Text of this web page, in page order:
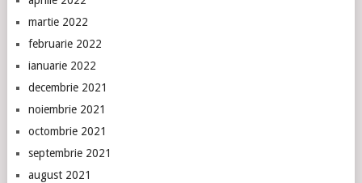
martie 2022
februarie 2022
ianuarie 2022
decembrie 2021
noiembrie 2021
octombrie 2021
septembrie 2021
august 2021